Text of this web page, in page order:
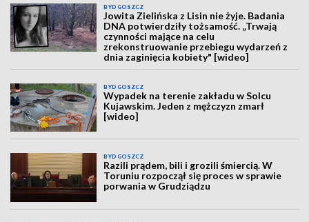
BYDGOSZCZ
Jowita Zielińska z Lisin nie żyje. Badania
DNA potwierdziły tożsamość. „Trwają
czynności mające na celu
zrekonstruowanie przebiegu wydarzeń z
dnia zaginięcia kobiety" [wideo]
BYDGOSZCZ
Wypadek na terenie zakładu w Solcu
Kujawskim. Jeden z mężczyzn zmarł
[wideo]
BYDGOSZCZ
Razili prądem, bili i grozili śmiercią. W
Toruniu rozpoczął się proces w sprawie
porwania w Grudziądzu